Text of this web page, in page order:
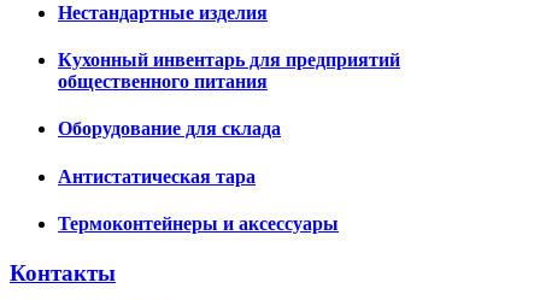
Нестандартные изделия
Кухонный инвентарь для предприятий
общественного питания
Оборудование для склада
Антистатическая тара
Термоконтейнеры и аксессуары
Контакты